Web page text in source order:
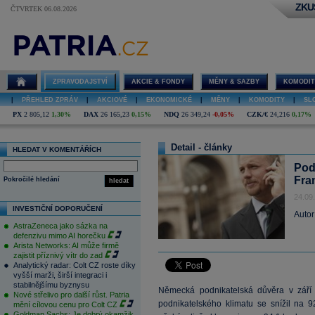
ČTVRTEK 06.08.2026
ZPRAVODAJSTVÍ AKCIE & FONDY MĚNY & SAZBY
PŘEHLED ZPRÁV AKCIOVÉ EKONOMICKÉ MĚNY KOMODITY
PX 2 805,12 1,30% DAX 26 165,23 0,15% NDQ 26 349,24 -0,05% CZK/€ 24,216 0,17%
HLEDAT V KOMENTÁŘÍCH
hledat
Pokročilé hledání
INVESTIČNÍ DOPORUČENÍ
AstraZeneca jako sázka na
defenzivu mimo AI horečku
Arista Networks: AI může firmě
zajistit příznivý vítr do zad
Analytický radar: Colt CZ roste díky
vyšší marži, širší integraci i
stabilnějšímu byznysu
Nové střelivo pro další růst. Patria
mění cílovou cenu pro Colt CZ
Detail - články
Německá podnikatelská důvěra v
podnikatelského klimatu se snížil na